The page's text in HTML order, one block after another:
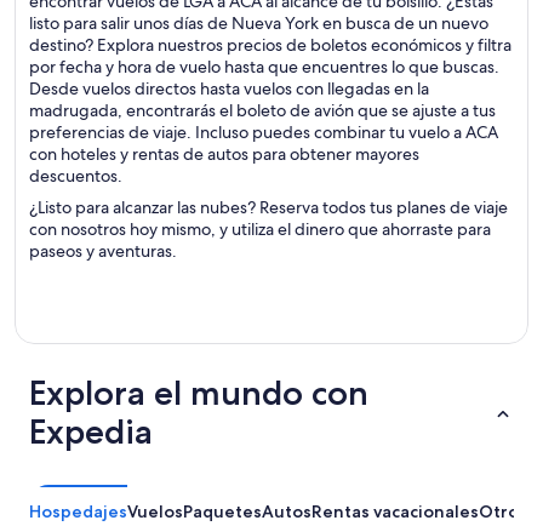
listo para salir unos días de Nueva York en busca de un nuevo
destino? Explora nuestros precios de boletos económicos y filtra
por fecha y hora de vuelo hasta que encuentres lo que buscas.
Desde vuelos directos hasta vuelos con llegadas en la
madrugada, encontrarás el boleto de avión que se ajuste a tus
preferencias de viaje. Incluso puedes combinar tu vuelo a ACA
con hoteles y rentas de autos para obtener mayores
descuentos.
¿Listo para alcanzar las nubes? Reserva todos tus planes de viaje
con nosotros hoy mismo, y utiliza el dinero que ahorraste para
paseos y aventuras.
Explora el mundo con
Expedia
HospedajesVuelosPaquetesAutosRentas vacacionalesOtros